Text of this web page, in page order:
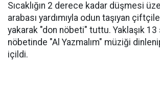
Sıcaklığın 2 derece kadar düşmesi
arabası yardımıyla odun taşıyan
yakarak "don nöbeti" tuttu. Yaklaşık
nöbetinde "Al Yazmalım" müziği
içildi.